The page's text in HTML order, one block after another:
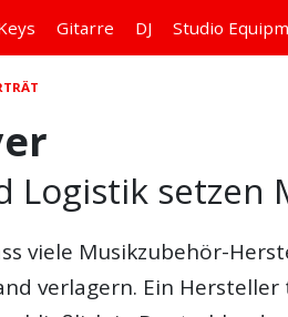
Gitarre DJ Studio
Logistik setzen
viele Musikzubehör-
verlagern. Ein